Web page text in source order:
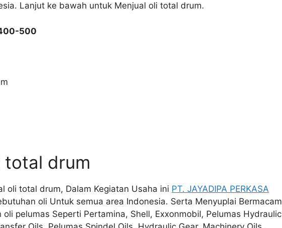
Lanjut ke bawah untuk Menjual oli total drum.
500
total drum
oli total drum, Dalam Kegiatan Usaha ini PT. JAYADIPA PERKASA
oli Untuk semua area Indonesia. Serta Menyuplai Bermacam
pelumas Seperti Pertamina, Shell, Exxonmobil, Pelumas Hydraulic